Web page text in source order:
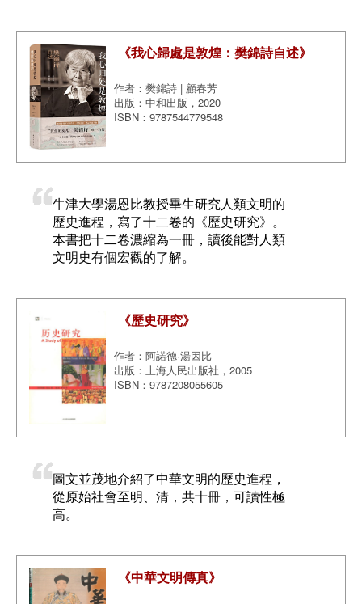
《我心歸處是敦煌：樊錦詩自述》
作者：樊錦詩 | 顧春芳
出版：中和出版，2020
ISBN：9787544779548
牛津大學湯恩比教授畢生研究人類文明的
歷史進程，寫了十二卷的《歷史研究》。
本書把十二卷濃縮為一冊，讀後能對人類
文明史有個宏觀的了解。
《歷史研究》
作者：阿諾德·湯因比
出版：上海人民出版社，2005
ISBN：9787208055605
圖文並茂地介紹了中華文明的歷史進程，
從原始社會至明、清，共十冊，可讀性極
高。
《中華文明傳真》